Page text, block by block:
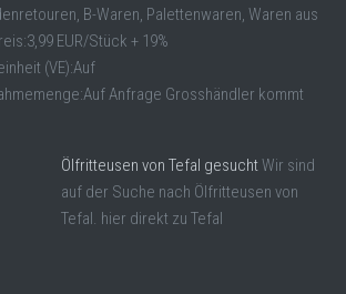
B-Waren, Palettenwaren, Waren aus
EUR/Stück + 19%
(VE):Auf
Anfrage Grosshändler kommt
Ölfritteusen von Tefal gesuchtWir sind
auf der Suche nach Ölfritteusen von
Tefal. hier direkt zu Tefal